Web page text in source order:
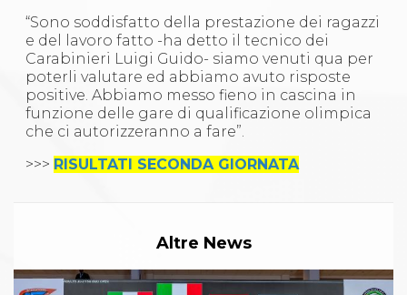
“Sono soddisfatto della prestazione dei ragazzi
e del lavoro fatto -ha detto il tecnico dei
Carabinieri Luigi Guido- siamo venuti qua per
poterli valutare ed abbiamo avuto risposte
positive. Abbiamo messo fieno in cascina in
funzione delle gare di qualificazione olimpica
che ci autorizzeranno a fare”.
>>> RISULTATI SECONDA GIORNATA
Altre News